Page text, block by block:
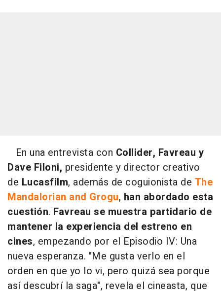
En una entrevista con Collider, Favreau y
Dave Filoni, presidente y director creativo
de Lucasfilm, además de coguionista de The
Mandalorian and Grogu, han abordado esta
cuestión. Favreau se muestra partidario de
mantener la experiencia del estreno en
cines, empezando por el Episodio IV: Una
nueva esperanza. "Me gusta verlo en el
orden en que yo lo vi, pero quizá sea porque
así descubrí la saga", revela el cineasta, que